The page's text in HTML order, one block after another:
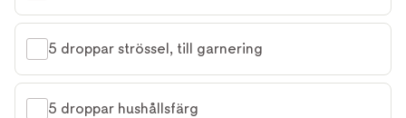
5 droppar strössel, till garnering
5 droppar hushållsfärg